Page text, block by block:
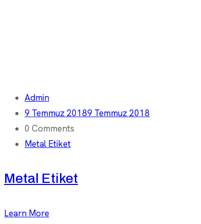
Admin
9 Temmuz 20189 Temmuz 2018
0 Comments
Metal Etiket
Metal Etiket
Learn More